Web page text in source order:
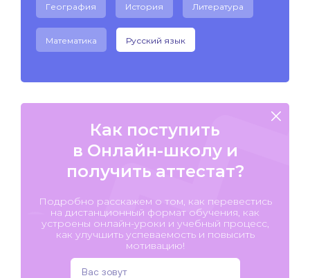
География История Литература
Математика Русский язык
Как поступить
в Онлайн-школу и
получить аттестат?
Подробно расскажем о том, как перевестись
на дистанционный формат обучения, как
устроены онлайн-уроки и учебный процесс,
как улучшить успеваемость и повысить
мотивацию!